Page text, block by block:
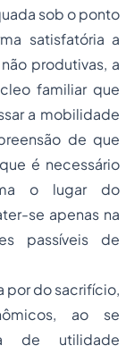
sob o ponto
satisfatória a
produtivas, a
familiar que
a mobilidade
de que
é necessário
o lugar do
se apenas na
passíveis de
por do sacrifício,
ao se
de utilidade